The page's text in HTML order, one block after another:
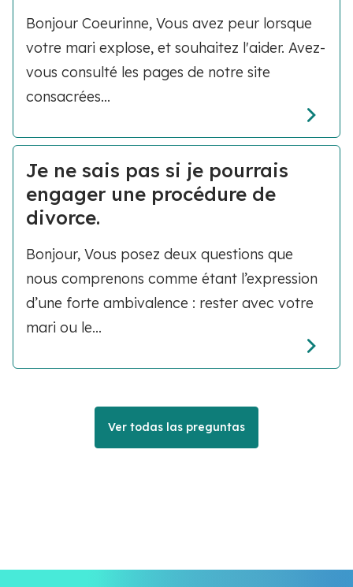
Bonjour Coeurinne, Vous avez peur lorsque
votre mari explose, et souhaitez l'aider. Avez-
vous consulté les pages de notre site
consacrées...
Je ne sais pas si je pourrais
engager une procédure de
divorce.
Bonjour, Vous posez deux questions que
nous comprenons comme étant l’expression
d’une forte ambivalence : rester avec votre
mari ou le...
Ver todas las preguntas